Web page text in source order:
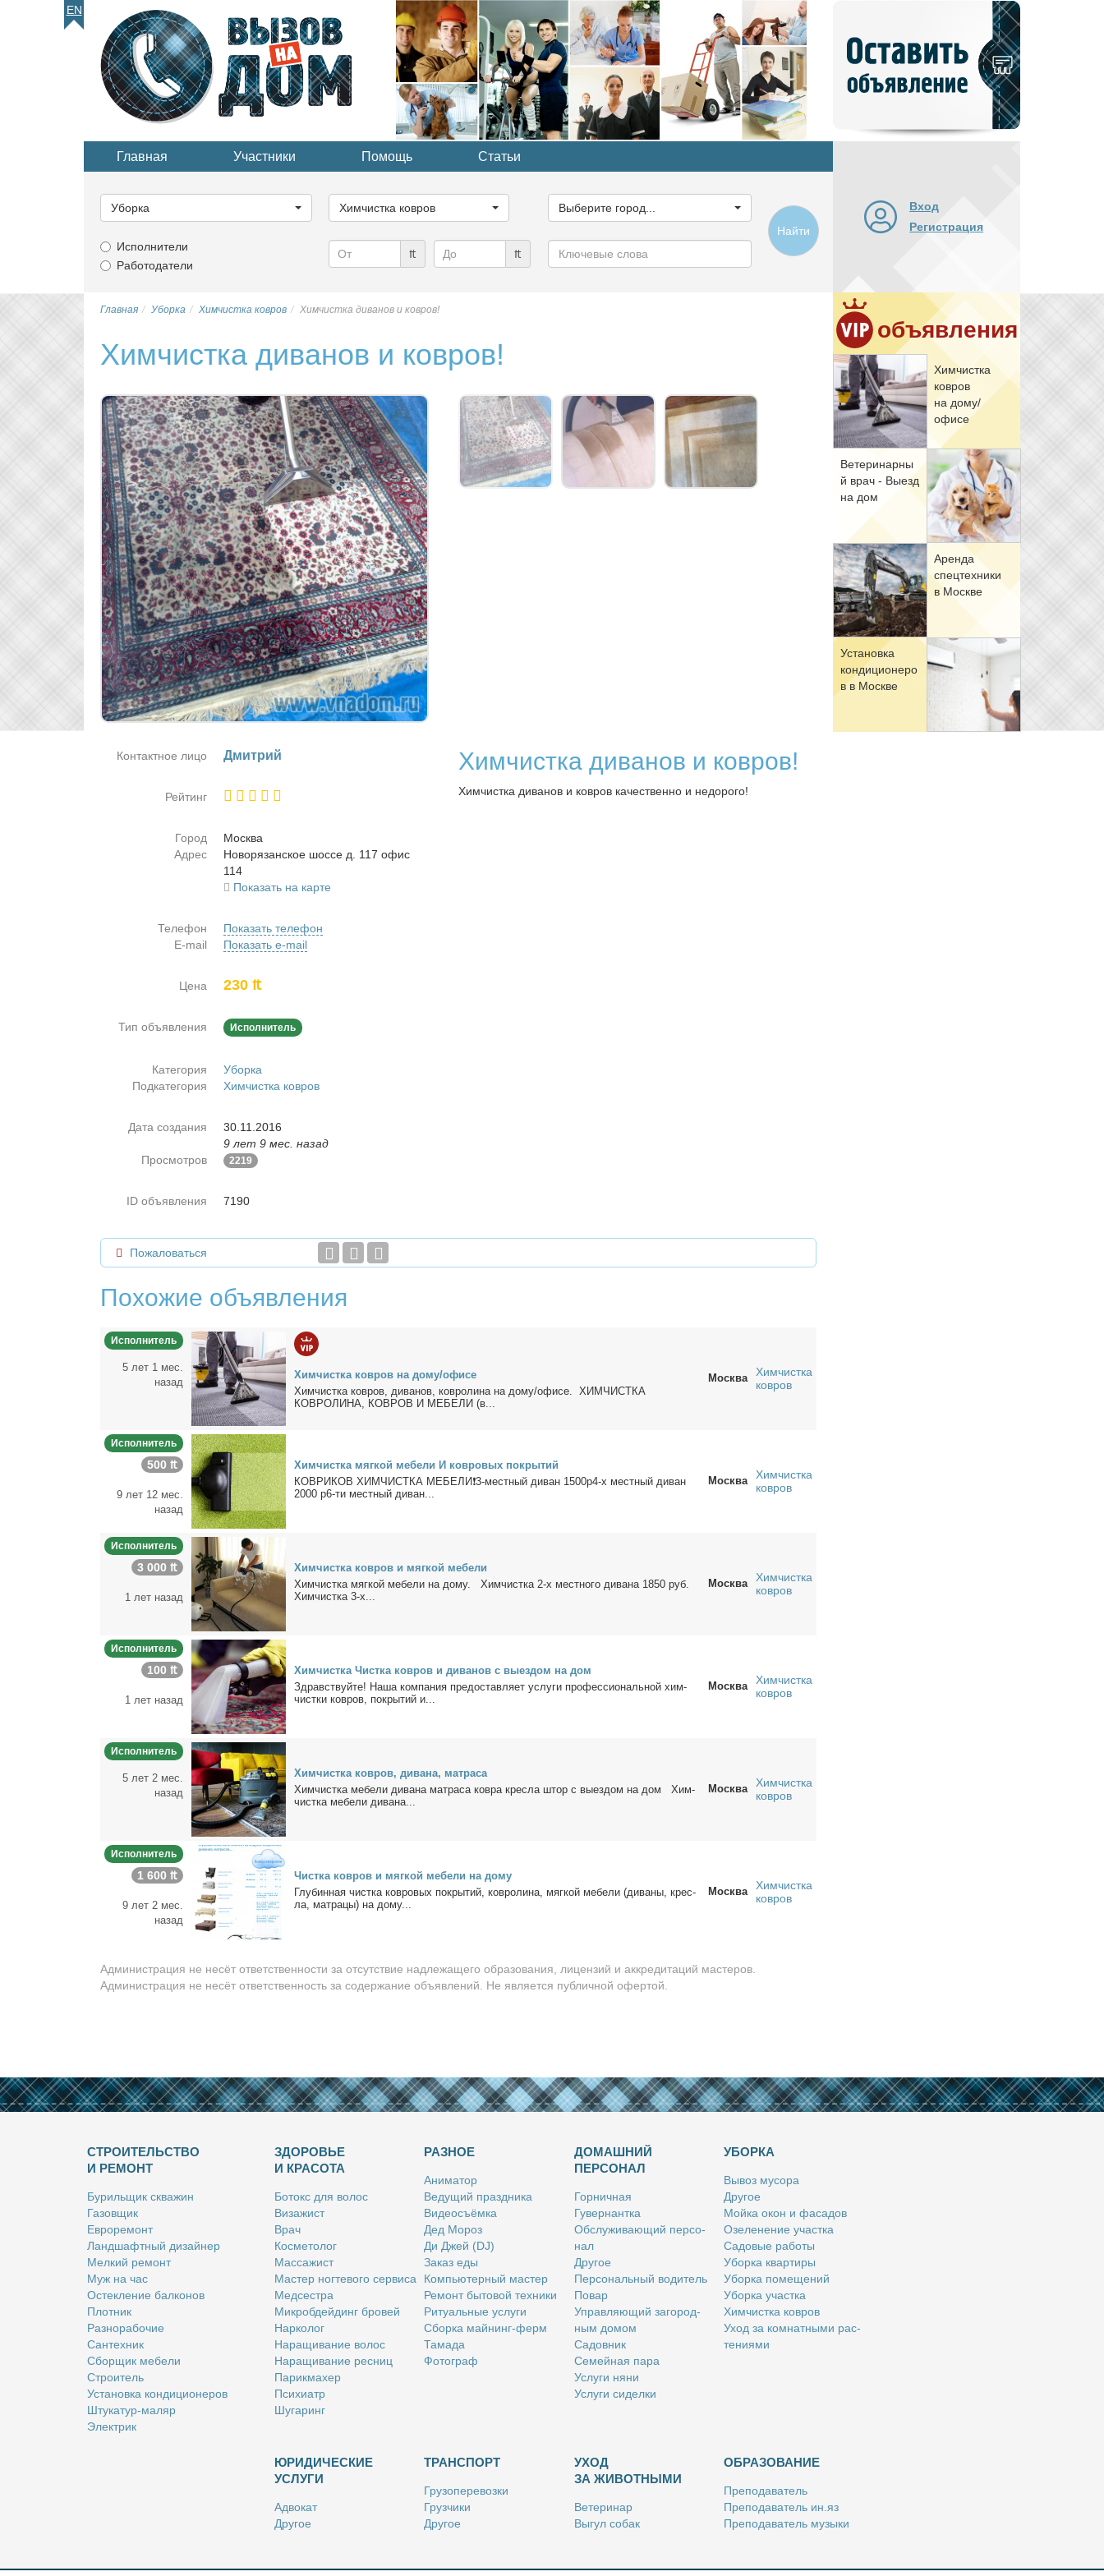
EN
объявление
Главная Участники Помощь Статьи
категорию...
Уборка
категорию...
Химчистка ковров
город...
Выберите город...
Исполнители
Работодатели
₶ ₶
Ключевые
слова
Найти
Вход
Регистрация
объявления
Хим­чист­ка
ков­ров
на до­му/
офи­се
Ве­те­ри­нар­ны
й врач - Вы­езд
на дом
Арен­да
спец­тех­ни­ки
в Москве
Уста­нов­ка
кон­ди­ци­о­не­ро
в в Москве
Главная Уборка Химчистка ковров Химчистка диванов и ковров!
Химчистка диванов и ковров!
Химчистка диванов и ковров!
Химчистка диванов и ковров качественно и недорого!
Контактное лицо Дмит­рий
Рейтинг
Город
Москва
Адрес
Но­во­ря­зан­ское шос­се д. 117 офис
114
Показать на карте
Телефон
Показать телефон
E-mail
Показать e-mail
Цена 230 ₶
Тип объявления Исполнитель
Категория
Уборка
Подкатегория
Химчистка ковров
Дата создания
30.11.2016
9 лет 9 мес. назад
Просмотров
2219
ID объявления 7190
Пожаловаться
Похожие объявления
Исполнитель
5 лет 1 мес.
назад
Хим­чист­ка ков­ров на до­му/офи­се
Хим­чист­ка ков­ров, ди­ва­нов, ков­ро­ли­на на до­му/офи­се. ХИМЧИСТКА
КОВРОЛИНА, КОВРОВ И МЕБЕЛИ (в...
Москва
Химчистка
ковров
Исполнитель
500 ₶
9 лет 12 мес.
назад
Хим­чист­ка мяг­кой ме­бе­ли И ков­ро­вых по­кры­тий
КОВРИКОВ ХИМЧИСТКА МЕБЕЛИ❗️3-мест­ный ди­ван 1500р4-х мест­ный ди­ван
2000 р6-ти мест­ный ди­ван...
Москва
Химчистка
ковров
Исполнитель
3 000 ₶
1 лет назад
Хим­чист­ка ков­ров и мяг­кой ме­бе­ли
Хим­чист­ка мяг­кой ме­бе­ли на до­му. Хим­чист­ка 2-х мест­но­го ди­ва­на 1850 руб.
Хим­чист­ка 3-х...
Москва
Химчистка
ковров
Исполнитель
100 ₶
1 лет назад
Хим­чист­ка Чист­ка ков­ров и ди­ва­нов с вы­ез­дом на дом
Здрав­ствуй­те! На­ша ком­па­ния предо­став­ля­ет услу­ги про­фес­сио­наль­ной хим­
чист­ки ков­ров, по­кры­тий и...
Москва
Химчистка
ковров
Исполнитель
5 лет 2 мес.
назад
Хим­чист­ка ков­ров, ди­ва­на, мат­ра­са
Хим­чист­ка ме­бе­ли ди­ва­на мат­ра­са ков­ра крес­ла штор с вы­ез­дом на дом Хим­
чист­ка ме­бе­ли ди­ва­на...
Москва
Химчистка
ковров
Исполнитель
1 600 ₶
9 лет 2 мес.
назад
Чист­ка ков­ров и мяг­кой ме­бе­ли на до­му
Глу­бин­ная чист­ка ков­ро­вых по­кры­тий, ков­ро­ли­на, мяг­кой ме­бе­ли (ди­ва­ны, крес­
ла, мат­ра­цы) на до­му...
Москва
Химчистка
ковров
Администрация не несёт ответственности за отсутствие надлежащего образования, лицензий и аккредитаций мастеров.
Администрация не несёт ответственность за содержание объявлений. Не является публичной офертой.
СТРОИТЕЛЬСТВО
И РЕМОНТ
Бу­риль­щик сква­жин
Га­зов­щик
Ев­ро­ре­монт
Ланд­шафт­ный ди­зай­нер
Мел­кий ре­монт
Муж на час
Остек­ле­ние бал­ко­нов
Плот­ник
Раз­но­ра­бо­чие
Сан­тех­ник
Сбор­щик ме­бе­ли
Стро­и­тель
Уста­нов­ка кон­ди­ци­о­не­ров
Шту­ка­тур-ма­ляр
Элек­трик
ЗДОРОВЬЕ
И КРАСОТА
Бо­токс для во­лос
Ви­за­жист
Врач
Кос­ме­то­лог
Мас­са­жист
Ма­стер ног­те­во­го сер­ви­са
Мед­сест­ра
Мик­роб­дей­динг бро­вей
Нар­ко­лог
На­ра­щи­ва­ние во­лос
На­ра­щи­ва­ние рес­ниц
Па­рик­махер
Пси­хи­атр
Шу­га­ринг
РАЗНОЕ
Ани­ма­тор
Ве­ду­щий празд­ни­ка
Ви­део­съём­ка
Дед Мо­роз
Ди Джей (DJ)
За­каз еды
Ком­пью­тер­ный ма­стер
Ре­монт бы­то­вой тех­ни­ки
Ри­ту­аль­ные услу­ги
Сбор­ка май­нинг-ферм
Та­ма­да
Фо­то­граф
ДОМАШНИЙ
ПЕРСОНАЛ
Гор­нич­ная
Гу­вер­нант­ка
Об­слу­жи­ва­ю­щий пер­со­
нал
Дру­гое
Пер­со­наль­ный во­ди­тель
По­вар
Управ­ля­ю­щий за­го­род­
ным до­мом
Са­дов­ник
Се­мей­ная па­ра
Услу­ги ня­ни
Услу­ги си­дел­ки
УБОРКА
Вы­воз му­со­ра
Дру­гое
Мой­ка окон и фа­са­дов
Озе­ле­не­ние участ­ка
Са­до­вые ра­бо­ты
Убор­ка квар­ти­ры
Убор­ка по­ме­ще­ний
Убор­ка участ­ка
Хим­чист­ка ков­ров
Уход за ком­нат­ны­ми рас­
те­ни­я­ми
ЮРИДИЧЕСКИЕ
УСЛУГИ
Адво­кат
Дру­гое
Ри­эл­тор
ТРАНСПОРТ
Гру­зо­пе­ре­воз­ки
Груз­чи­ки
Дру­гое
Так­си
УХОД
ЗА ЖИВОТНЫМИ
Ве­те­ри­нар
Вы­гул со­бак
Стриж­ка жи­вот­ных
ОБРАЗОВАНИЕ
Пре­по­да­ва­тель
Пре­по­да­ва­тель ин.яз
Пре­по­да­ва­тель му­зы­ки